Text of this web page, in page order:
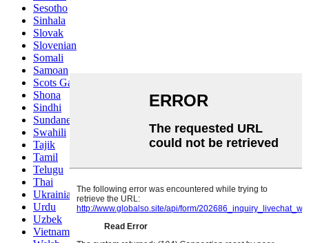
Sesotho
Sinhala
Slovak
Slovenian
Somali
Samoan
Scots Gaelic
Shona
Sindhi
Sundanese
Swahili
Tajik
Tamil
Telugu
Thai
Ukrainian
Urdu
Uzbek
Vietnamese